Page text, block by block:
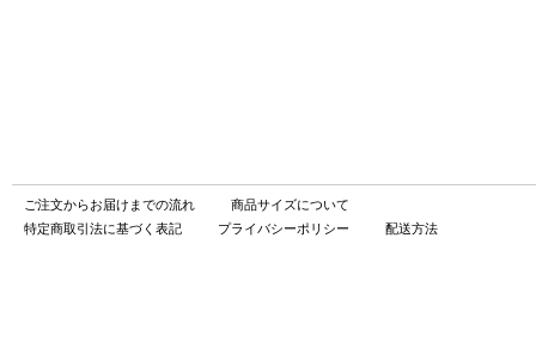
ご注文からお届けまでの流れ
商品サイズについて
特定商取引法に基づく表記
プライバシーポリシー 配送方法